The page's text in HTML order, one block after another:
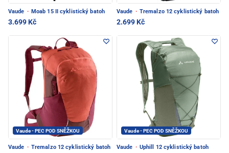
Vaude · Moab 15 II cyklistický batoh
3.699 Kč
Vaude · Tremalzo 12 cyklistický batoh
2.699 Kč
Vaude - PEC POD SNĚŽKOU
Vaude · Tremalzo 12 cyklistický batoh
Vaude - PEC POD SNĚŽKOU
Vaude · Uphill 12 cyklistický batoh